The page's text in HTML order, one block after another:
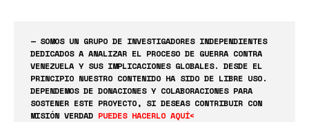
— SOMOS UN GRUPO DE INVESTIGADORES INDEPENDIENTES
DEDICADOS A ANALIZAR EL PROCESO DE GUERRA CONTRA
VENEZUELA Y SUS IMPLICACIONES GLOBALES. DESDE EL
PRINCIPIO NUESTRO CONTENIDO HA SIDO DE LIBRE USO.
DEPENDEMOS DE DONACIONES Y COLABORACIONES PARA
SOSTENER ESTE PROYECTO, SI DESEAS CONTRIBUIR CON
MISIÓN VERDAD PUEDES HACERLO AQUÍ<